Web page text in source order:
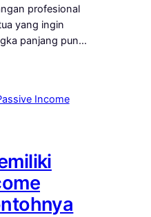
profesional
yang ingin
panjang pun…